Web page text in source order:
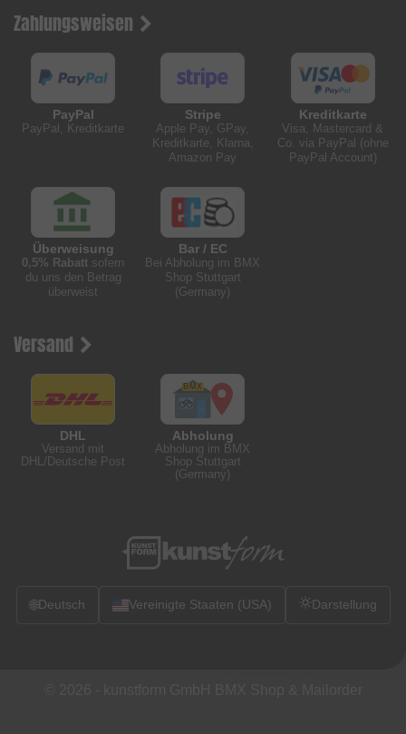
Zahlungsweisen
PayPal
PayPal, Kreditkarte
Stripe
Apple Pay, GPay,
Kreditkarte, Klarna,
Amazon Pay
Kreditkarte
Visa, Mastercard &
Co. via PayPal (ohne
PayPal Account)
Überweisung
0,5% Rabatt sofern
du uns den Betrag
überweist
Bar / EC
Bei Abholung im BMX
Shop Stuttgart
(Germany)
Versand
DHL
Versand mit
DHL/Deutsche Post
Abholung
Abholung im BMX
Shop Stuttgart
(Germany)
🌐Deutsch Vereinigte Staaten (USA) Darstellung